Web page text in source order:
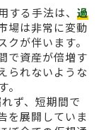
る手法は、 過
場は非常に変動
が伴います。
で資産が倍増す
られないような
ず、短期間で
を展開していま